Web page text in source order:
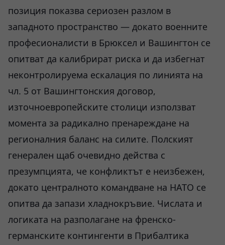
позиция показва сериозен разлом в
западното пространство — докато военните
професионалисти в Брюксел и Вашингтон се
опитват да калибрират риска и да избегнат
неконтролируема ескалация по линията на
чл. 5 от Вашингтонския договор,
източноевропейските столици използват
момента за радикално пренареждане на
регионалния баланс на силите. Полският
генерален щаб очевидно действа с
презумпцията, че конфликтът е неизбежен,
докато централното командване на НАТО се
опитва да запази хладнокръвие. Числата и
логиката на разполагане на френско-
германските контингенти в Прибалтика